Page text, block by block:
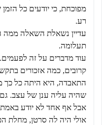
מפוכחת, כי יודעים כל
רע.
עדיין נשאלת השאלה ממה
תעלומה.
עוד מדברים על זה
קרובים, כמה אזכורים
התאבדה, היא היתה כל כך
שהיה עליה ענן של עצב.
אבל אף אחד לא יודע
אולי היה לה סרטן, מחלת